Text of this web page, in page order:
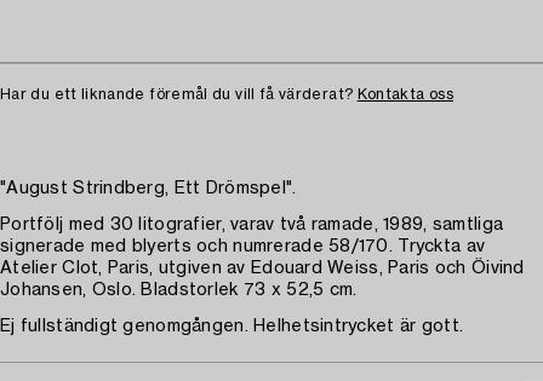
Har du ett liknande föremål du vill få värderat? Kontakta oss
"August Strindberg, Ett Drömspel".
Portfölj med 30 litografier, varav två ramade, 1989, samtliga
signerade med blyerts och numrerade 58/170. Tryckta av
Atelier Clot, Paris, utgiven av Edouard Weiss, Paris och Öivind
Johansen, Oslo. Bladstorlek 73 x 52,5 cm.
Ej fullständigt genomgången. Helhetsintrycket är gott.